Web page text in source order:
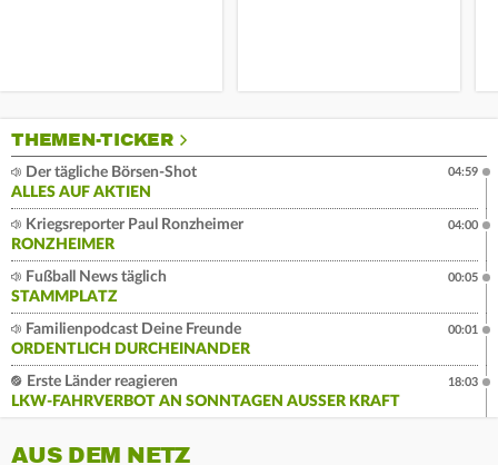
THEMEN-TICKER
Der tägliche Börsen-Shot
ALLES AUF AKTIEN
04:59
Kriegsreporter Paul Ronzheimer
RONZHEIMER
04:00
Fußball News täglich
STAMMPLATZ
00:05
Familienpodcast Deine Freunde
ORDENTLICH DURCHEINANDER
00:01
Erste Länder reagieren
LKW-FAHRVERBOT AN SONNTAGEN AUSSER KRAFT
18:03
AUS DEM NETZ